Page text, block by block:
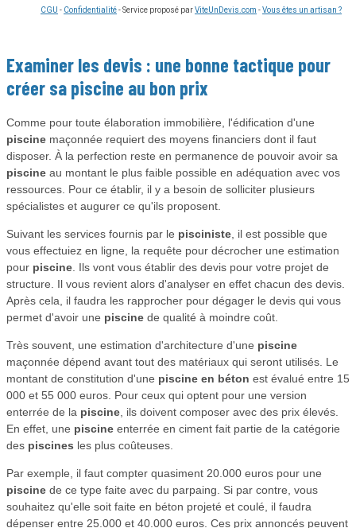
CGU - Confidentialité- Service proposé parViteUnDevis.com -Vous êtes un artisan ?
Examiner les devis : une bonne tactique pour
créer sa piscine au bon prix
Comme pour toute élaboration immobilière, l'édification d'une
piscine maçonnée requiert des moyens financiers dont il faut
disposer. À la perfection reste en permanence de pouvoir avoir sa
piscine au montant le plus faible possible en adéquation avec vos
ressources. Pour ce établir, il y a besoin de solliciter plusieurs
spécialistes et augurer ce qu'ils proposent.
Suivant les services fournis par le pisciniste, il est possible que
vous effectuiez en ligne, la requête pour décrocher une estimation
pour piscine. Ils vont vous établir des devis pour votre projet de
structure. Il vous revient alors d'analyser en effet chacun des devis.
Après cela, il faudra les rapprocher pour dégager le devis qui vous
permet d'avoir une piscine de qualité à moindre coût.
Très souvent, une estimation d'architecture d'une piscine
maçonnée dépend avant tout des matériaux qui seront utilisés. Le
montant de constitution d'une piscine en béton est évalué entre 15
000 et 55 000 euros. Pour ceux qui optent pour une version
enterrée de la piscine, ils doivent composer avec des prix élevés.
En effet, une piscine enterrée en ciment fait partie de la catégorie
des piscines les plus coûteuses.
Par exemple, il faut compter quasiment 20.000 euros pour une
piscine de ce type faite avec du parpaing. Si par contre, vous
souhaitez qu'elle soit faite en béton projeté et coulé, il faudra
dépenser entre 25.000 et 40.000 euros. Ces prix annoncés peuvent